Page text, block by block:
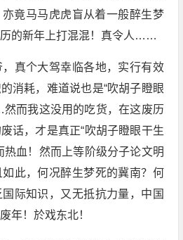
竟马马虎虎盲从着一般醉生梦
的新年上打混混！真令人……
真个大驾幸临各地，实行有效
消耗，难道说也是“吹胡子瞪眼
而我这没用的吃货，在这废历
话，才是真正“吹胡子瞪眼干生
热血！然而上等阶级分子论文明
此，何况醉生梦死的冀南？何
际知识，又无抵抗力量，中国
年！於戏东北！